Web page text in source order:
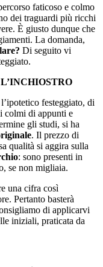
faticoso e colmo
dei traguardi più ricchi
È giusto dunque che
La domanda,
Di seguito vi
festeggiato, di
colmi di appunti e
gli studi, si ha
. Il prezzo di
qualità si aggira sulla
: sono presenti in
se non migliaia.
una cifra così
Pertanto basterà
di applicarvi
iniziali, praticata da